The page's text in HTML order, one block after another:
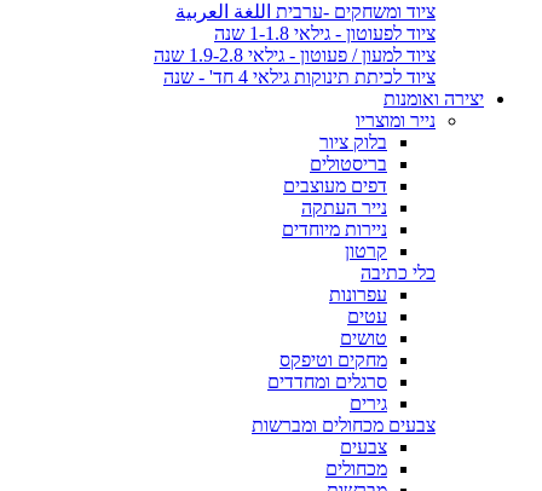
ציוד ומשחקים -ערבית اللغة العربية
ציוד לפעוטון - גילאי 1-1.8 שנה
ציוד למעון / פעוטון - גילאי 1.9-2.8 שנה
ציוד לכיתת תינוקות גילאי 4 חד' - שנה
יצירה ואומנות
נייר ומוצריו
בלוק ציור
בריסטולים
דפים מעוצבים
נייר העתקה
ניירות מיוחדים
קרטון
כלי כתיבה
עפרונות
עטים
טושים
מחקים וטיפקס
סרגלים ומחדדים
גירים
צבעים מכחולים ומברשות
צבעים
מכחולים